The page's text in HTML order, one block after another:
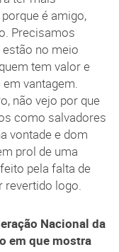
é amigo,
Precisamos
no meio
tem valor e
vantagem.
não vejo por que
como salvadores
vontade e dom
prol de uma
pela falta de
logo.
Nacional da
em que mostra